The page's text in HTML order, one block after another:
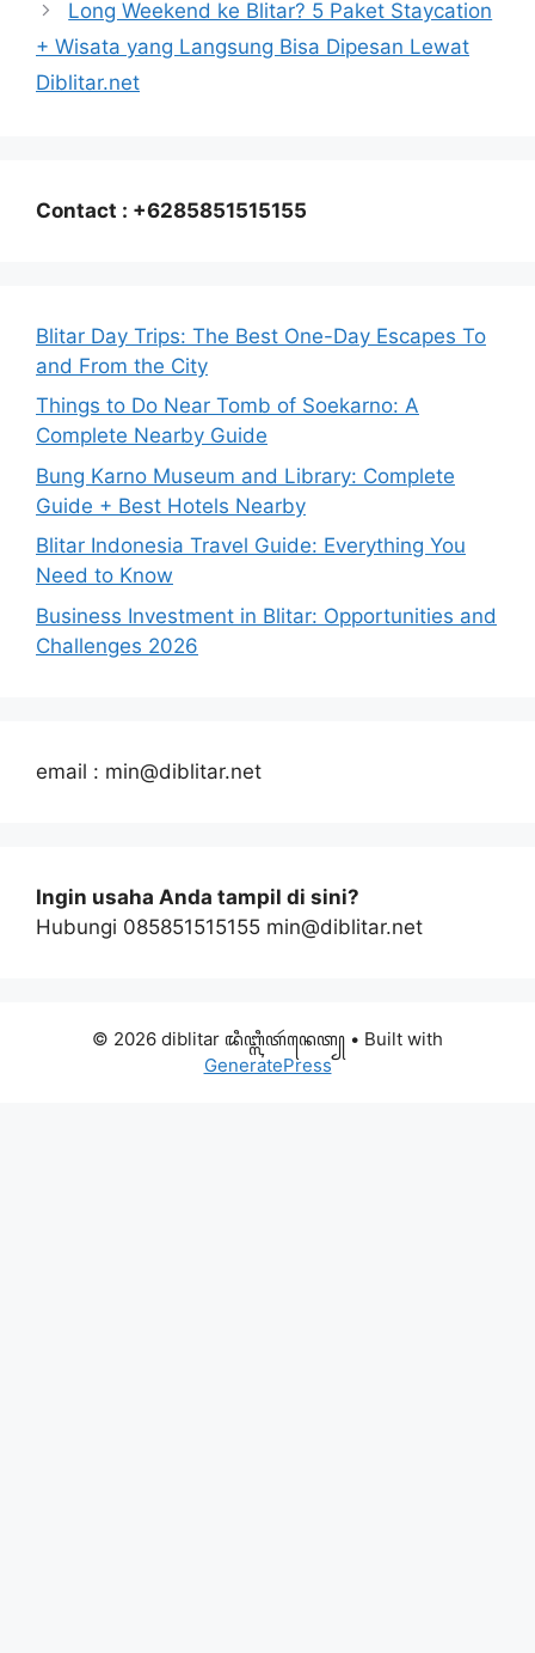
Long Weekend ke Blitar? 5 Paket Staycation
+ Wisata yang Langsung Bisa Dipesan Lewat
Diblitar.net
Contact : +6285851515155
Blitar Day Trips: The Best One-Day Escapes To
and From the City
Things to Do Near Tomb of Soekarno: A
Complete Nearby Guide
Bung Karno Museum and Library: Complete
Guide + Best Hotels Nearby
Blitar Indonesia Travel Guide: Everything You
Need to Know
Business Investment in Blitar: Opportunities and
Challenges 2026
email : min@diblitar.net
Ingin usaha Anda tampil di sini?
Hubungi 085851515155 min@diblitar.net
© 2026 diblitar ꦢꦶꦧ꧀ꦭꦶꦠꦂꦤꦺꦠ꧀ • Built with
GeneratePress